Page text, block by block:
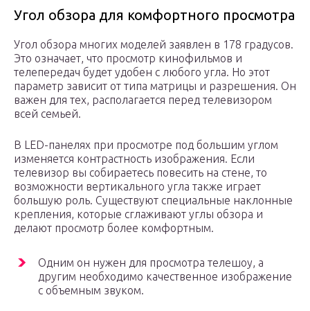
Угол обзора для комфортного просмотра
Угол обзора многих моделей заявлен в 178 градусов.
Это означает, что просмотр кинофильмов и
телепередач будет удобен с любого угла. Но этот
параметр зависит от типа матрицы и разрешения. Он
важен для тех, располагается перед телевизором
всей семьей.
В LED-панелях при просмотре под большим углом
изменяется контрастность изображения. Если
телевизор вы собираетесь повесить на стене, то
возможности вертикального угла также играет
большую роль. Существуют специальные наклонные
крепления, которые сглаживают углы обзора и
делают просмотр более комфортным.
Одним он нужен для просмотра телешоу, а
другим необходимо качественное изображение
с объемным звуком.